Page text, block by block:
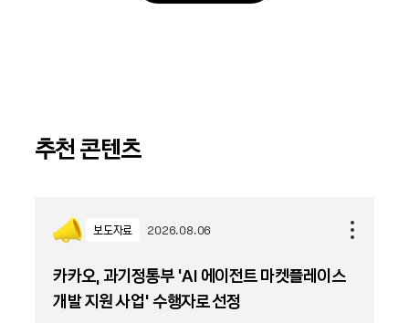
추천 콘텐츠
보도자료 2026.08.06
카카오, 과기정통부 ‘AI 에이전트 마켓플레이스
개발 지원 사업’ 수행자로 선정